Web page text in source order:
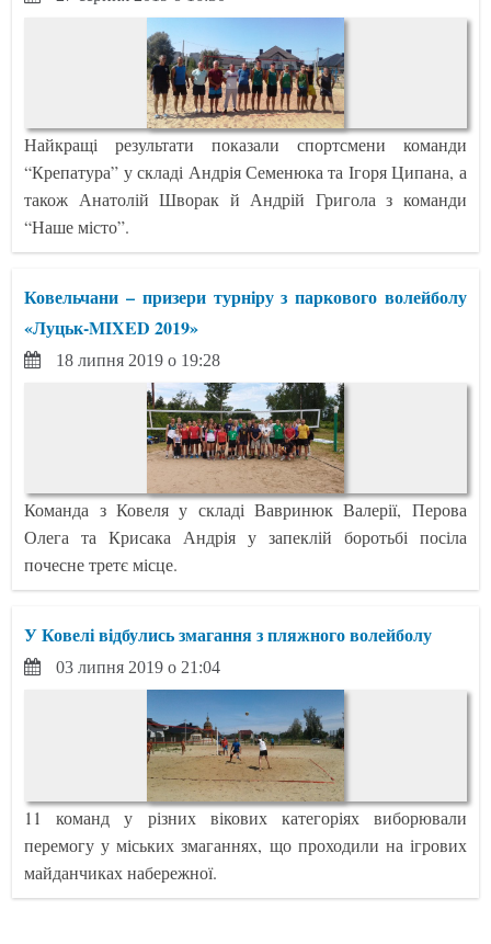
Найкращі результати показали спортсмени команди
“Крепатура” у складі Андрія Семенюка та Ігоря Ципана, а
також Анатолій Шворак й Андрій Григола з команди
“Наше місто”.
Ковельчани – призери турніру з паркового волейболу
«Луцьк-MIXED 2019»
18 липня 2019 о 19:28
Команда з Ковеля у складі Вавринюк Валерії, Перова
Олега та Крисака Андрія у запеклій боротьбі посіла
почесне третє місце.
У Ковелі відбулись змагання з пляжного волейболу
03 липня 2019 о 21:04
11 команд у різних вікових категоріях виборювали
перемогу у міських змаганнях, що проходили на ігрових
майданчиках набережної.